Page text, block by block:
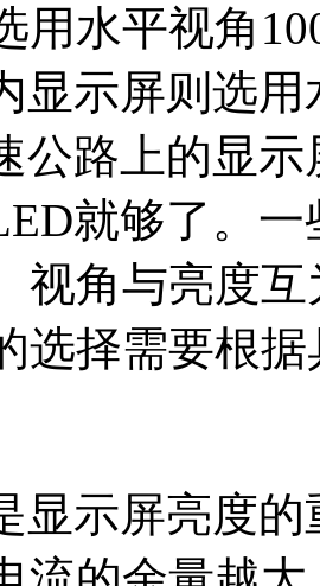
用水平视角
显示屏则选
公路上的显
就够了。
视角与亮度
选择需要根
显示屏亮度